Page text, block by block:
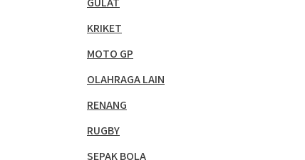
KRIKET
MOTO GP
OLAHRAGA LAIN
RENANG
RUGBY
SEPAK BOLA